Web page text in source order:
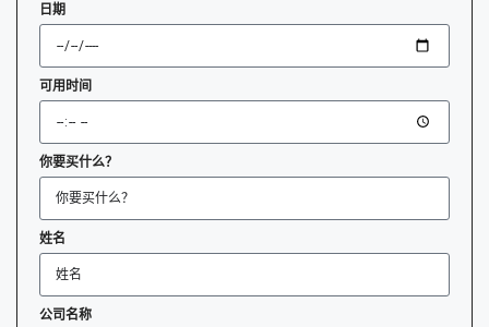
日期
可用时间
你要买什么？
姓名
公司名称